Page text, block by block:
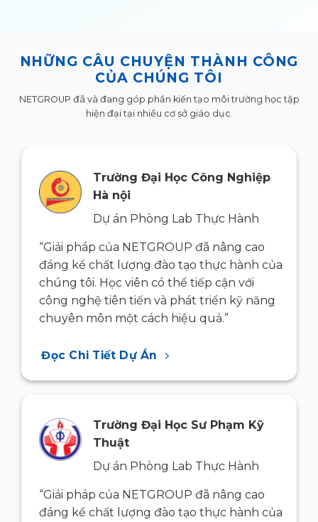
NHỮNG CÂU CHUYỆN THÀNH CÔNG
CỦA CHÚNG TÔI
NETGROUP đã và đang góp phần kiến tạo môi trường học tập
hiện đại tại nhiều cơ sở giáo dục.
Trường Đại Học Công Nghiệp
Hà nội
Dự án Phòng Lab Thực Hành
“Giải pháp của NETGROUP đã nâng cao
đáng kể chất lượng đào tạo thực hành của
chúng tôi. Học viên có thể tiếp cận với
công nghệ tiên tiến và phát triển kỹ năng
chuyên môn một cách hiệu quả.”
Đọc Chi Tiết Dự Án
Trường Đại Học Sư Phạm Kỹ
Thuật
Dự án Phòng Lab Thực Hành
“Giải pháp của NETGROUP đã nâng cao
đáng kể chất lượng đào tạo thực hành của